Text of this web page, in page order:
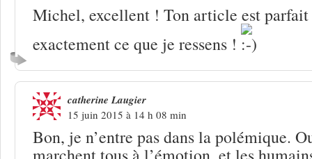
Michel, excellent ! Ton article est
exactement ce que je ressens !
catherine Laugier
15 juin 2015 à 14 h 08 min
Bon, je n’entre pas dans la polémique.